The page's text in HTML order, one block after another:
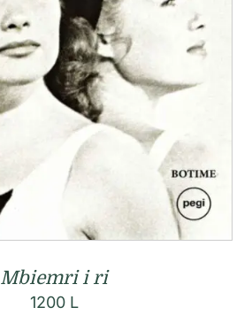
Mbiemri i ri
1200 L